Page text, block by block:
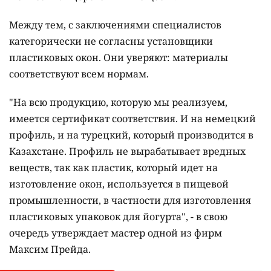
Между тем, с заключениями специалистов
категорически не согласны установщики
пластиковых окон. Они уверяют: материалы
соответствуют всем нормам.
"На всю продукцию, которую мы реализуем,
имеется сертификат соответствия. И на немецкий
профиль, и на турецкий, который производится в
Казахстане. Профиль не вырабатывает вредных
веществ, так как пластик, который идет на
изготовление окон, используется в пищевой
промышленности, в частности для изготовления
пластиковых упаковок для йогурта", - в свою
очередь утверждает мастер одной из фирм
Максим Прейда.